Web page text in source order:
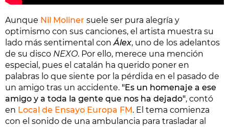
Aunque Nil Moliner suele ser pura alegría y
optimismo con sus canciones, el artista muestra su
lado más sentimental conÁlex, uno de los adelantos
de su disco NEXO. Por ello, merece una mención
especial, pues el catalán ha querido poner en
palabras lo que siente por la pérdida en el pasado de
un amigo tras un accidente. "Es un homenaje a ese
amigo y a toda la gente que nos ha dejado", contó
en Local de Ensayo Europa FM . El tema comienza
con el sonido de una ambulancia para trasladar al